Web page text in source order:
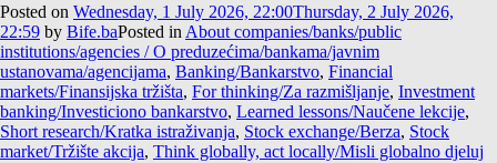
Posted on Wednesday, 1 July 2026, 22:00Thursday, 2 July 2026,
22:59 by Bife.baPosted in About companies/banks/public
institutions/agencies / O preduzećima/bankama/javnim
ustanovama/agencijama, Banking/Bankarstvo, Financial
markets/Finansijska tržišta, For thinking/Za razmišljanje, Investment
banking/Investiciono bankarstvo, Learned lessons/Naučene lekcije,
Short research/Kratka istraživanja, Stock exchange/Berza, Stock
market/Tržište akcija, Think globally, act locally/Misli globalno djeluj